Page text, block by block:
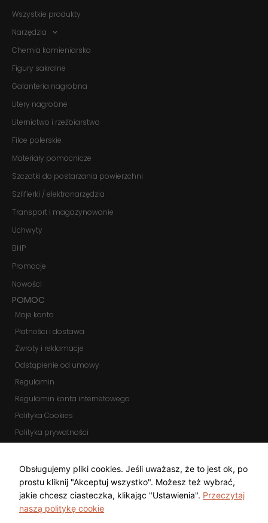
Wszystkie produkty
Narzędzia
Chemia kamieniarska
Figury sakralne
Galanteria nagrobna
Litery nagrobne
Liternictwo i rzeźbiarstwo
Filce polerskie
Materiały pomocnicze
Szczotki do postarzania powierzchni
Szlifierki / elektronarzędzia
Transport i magazynowanie
Uchwyty
BHP
Promocje
Nowości
POMOC
Moje konto
Płatności i dostawa
Zwroty i reklamacje
Odstąpienie od umowy
Regulamin
Regulamin konta internetowego
Polityka Cookies
Polityka prywatności
KOMUNIKATORY
Obsługujemy pliki cookies. Jeśli uważasz, że to jest ok, po
prostu kliknij "Akceptuj wszystko". Możesz też wybrać,
jakie chcesz ciasteczka, klikając "Ustawienia". Przeczytaj
naszą politykę cookie